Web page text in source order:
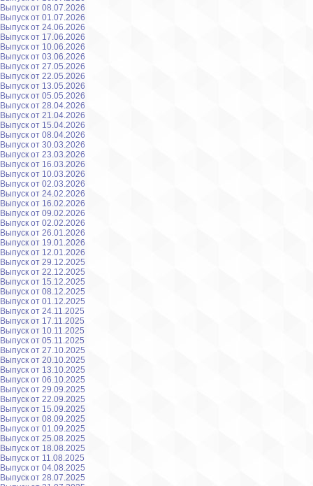
Выпуск от 08.07.2026
Выпуск от 01.07.2026
Выпуск от 24.06.2026
Выпуск от 17.06.2026
Выпуск от 10.06.2026
Выпуск от 03.06.2026
Выпуск от 27.05.2026
Выпуск от 22.05.2026
Выпуск от 13.05.2026
Выпуск от 05.05.2026
Выпуск от 28.04.2026
Выпуск от 21.04.2026
Выпуск от 15.04.2026
Выпуск от 08.04.2026
Выпуск от 30.03.2026
Выпуск от 23.03.2026
Выпуск от 16.03.2026
Выпуск от 10.03.2026
Выпуск от 02.03.2026
Выпуск от 24.02.2026
Выпуск от 16.02.2026
Выпуск от 09.02.2026
Выпуск от 02.02.2026
Выпуск от 26.01.2026
Выпуск от 19.01.2026
Выпуск от 12.01.2026
Выпуск от 29.12.2025
Выпуск от 22.12.2025
Выпуск от 15.12.2025
Выпуск от 08.12.2025
Выпуск от 01.12.2025
Выпуск от 24.11.2025
Выпуск от 17.11.2025
Выпуск от 10.11.2025
Выпуск от 05.11.2025
Выпуск от 27.10.2025
Выпуск от 20.10.2025
Выпуск от 13.10.2025
Выпуск от 06.10.2025
Выпуск от 29.09.2025
Выпуск от 22.09.2025
Выпуск от 15.09.2025
Выпуск от 08.09.2025
Выпуск от 01.09.2025
Выпуск от 25.08.2025
Выпуск от 18.08.2025
Выпуск от 11.08.2025
Выпуск от 04.08.2025
Выпуск от 28.07.2025